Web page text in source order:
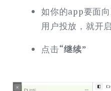
如你的app要面
用户投放，就开
点击“继续”